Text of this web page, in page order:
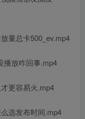
量总卡500_ev.mp4
播放咋回事.mp4
更容易火.mp4
选发布时间.mp4